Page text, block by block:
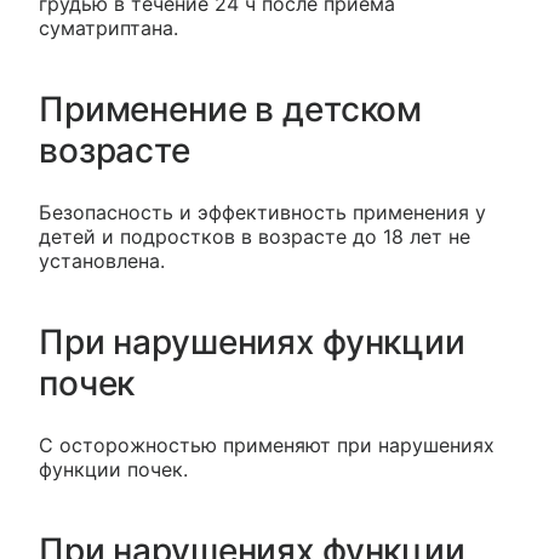
суматриптана.
Применение в детском
возрасте
Безопасность и эффективность применения у
детей и подростков в возрасте до 18 лет не
установлена.
При нарушениях функции
почек
С осторожностью применяют при нарушениях
функции почек.
При нарушениях функции